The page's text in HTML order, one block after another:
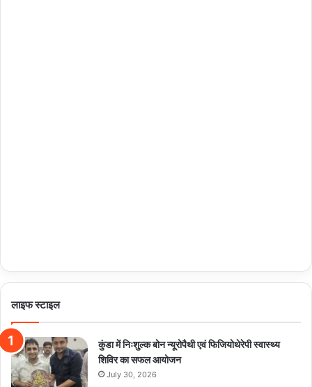
लाइफ स्टाइल
कुंडा में निःशुल्क बोन न्यूरोपैथी एवं फिजियोथेरेपी स्वास्थ्य
शिविर का सफल आयोजन
July 30, 2026